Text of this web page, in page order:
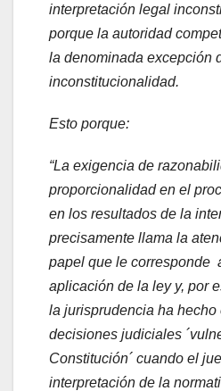
interpretación legal
porque la autoridad
la denominada excepción
inconstitucionalidad.
Esto porque:
“La exigencia de
proporcionalidad en el
en los resultados de la
precisamente llama la
papel que le corresponde
aplicación de la ley y, por
la jurisprudencia ha hecho
decisiones judiciales
Constitución´ cuando el
interpretación de la